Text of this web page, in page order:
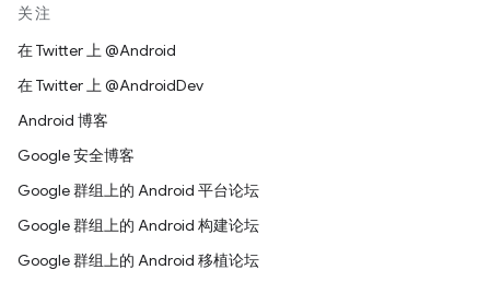
关注
在 Twitter 上 @Android
在 Twitter 上 @AndroidDev
Android 博客
Google 安全博客
Google 群组上的 Android 平台论坛
Google 群组上的 Android 构建论坛
Google 群组上的 Android 移植论坛